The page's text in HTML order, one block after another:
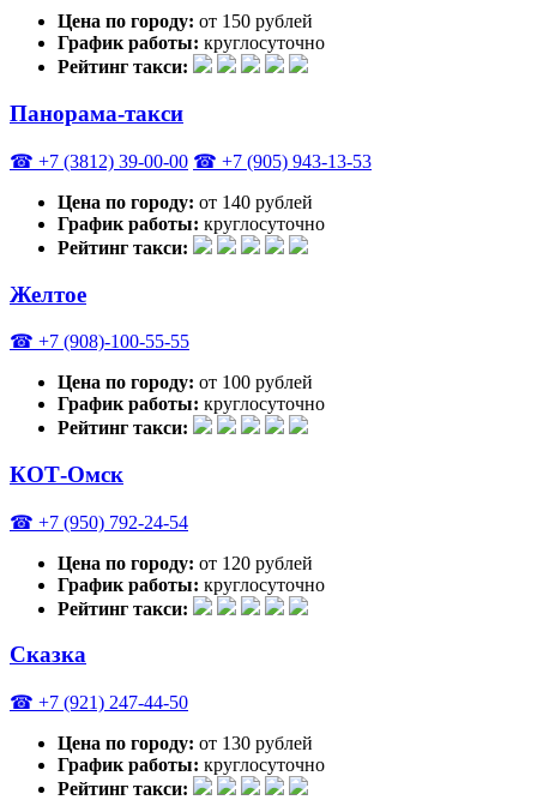
Цена по городу: от 150 рублей
График работы: круглосуточно
Рейтинг такси:
Панорама-такси
☎ +7 (3812) 39-00-00 ☎ +7 (905) 943-13-53
Цена по городу: от 140 рублей
График работы: круглосуточно
Рейтинг такси:
Желтое
☎ +7 (908)-100-55-55
Цена по городу: от 100 рублей
График работы: круглосуточно
Рейтинг такси:
КОТ-Омск
☎ +7 (950) 792-24-54
Цена по городу: от 120 рублей
График работы: круглосуточно
Рейтинг такси:
Сказка
☎ +7 (921) 247-44-50
Цена по городу: от 130 рублей
График работы: круглосуточно
Рейтинг такси: